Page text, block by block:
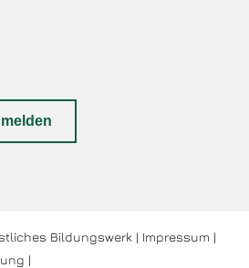
Bildungswerk | Impressum |
|